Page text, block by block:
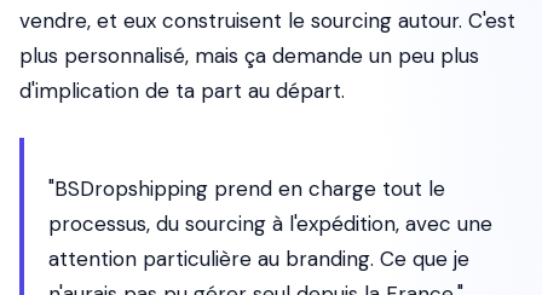
vendre, et eux construisent le sourcing autour. C'est
plus personnalisé, mais ça demande un peu plus
d'implication de ta part au départ.
"BSDropshipping prend en charge tout le
processus, du sourcing à l'expédition, avec une
attention particulière au branding. Ce que je